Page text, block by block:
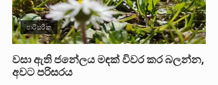
පාරිසරික
වසා ඇති ජනේලය මඳක් විවර කර බලන්න,
අවට පරිසරය